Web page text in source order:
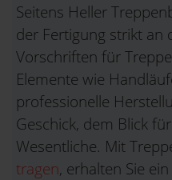
Seitens Heller
der Fertigung strikt an
Vorschriften für
Elemente wie
professionelle
Geschick, dem Blick
Wesentliche. Mit
tragen, erhalten Sie